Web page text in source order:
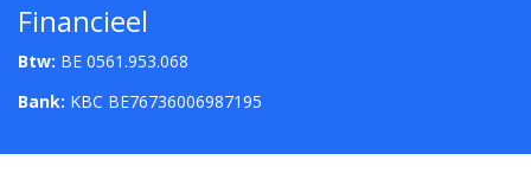
Financieel
Btw: BE 0561.953.068
Bank: KBC BE76736006987195